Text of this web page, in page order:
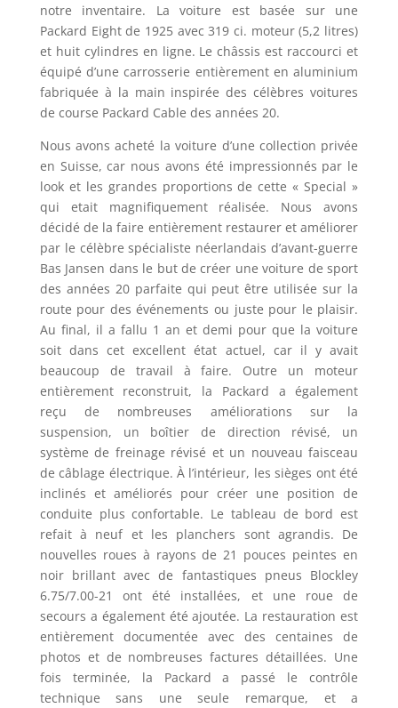
notre inventaire. La voiture est basée sur une
Packard Eight de 1925 avec 319 ci. moteur (5,2 litres)
et huit cylindres en ligne. Le châssis est raccourci et
équipé d’une carrosserie entièrement en aluminium
fabriquée à la main inspirée des célèbres voitures
de course Packard Cable des années 20.
Nous avons acheté la voiture d’une collection privée
en Suisse, car nous avons été impressionnés par le
look et les grandes proportions de cette « Special »
qui etait magnifiquement réalisée. Nous avons
décidé de la faire entièrement restaurer et améliorer
par le célèbre spécialiste néerlandais d’avant-guerre
Bas Jansen dans le but de créer une voiture de sport
des années 20 parfaite qui peut être utilisée sur la
route pour des événements ou juste pour le plaisir.
Au final, il a fallu 1 an et demi pour que la voiture
soit dans cet excellent état actuel, car il y avait
beaucoup de travail à faire. Outre un moteur
entièrement reconstruit, la Packard a également
reçu de nombreuses améliorations sur la
suspension, un boîtier de direction révisé, un
système de freinage révisé et un nouveau faisceau
de câblage électrique. À l’intérieur, les sièges ont été
inclinés et améliorés pour créer une position de
conduite plus confortable. Le tableau de bord est
refait à neuf et les planchers sont agrandis. De
nouvelles roues à rayons de 21 pouces peintes en
noir brillant avec de fantastiques pneus Blockley
6.75/7.00-21 ont été installées, et une roue de
secours a également été ajoutée. La restauration est
entièrement documentée avec des centaines de
photos et de nombreuses factures détaillées. Une
fois terminée, la Packard a passé le contrôle
technique sans une seule remarque, et a